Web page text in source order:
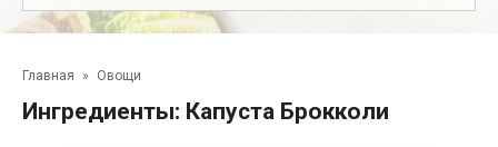
Главная » Овощи
Ингредиенты: Капуста Брокколи